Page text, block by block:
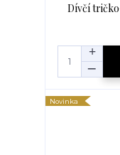
Dívčí
Novinka